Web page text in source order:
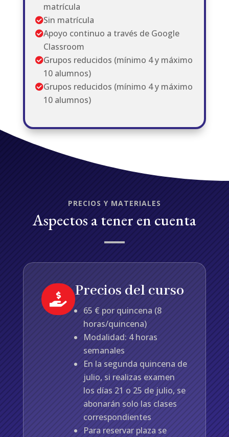
matrícula
Sin matrícula
Apoyo continuo a través de Google
Classroom
Grupos reducidos (mínimo 4 y máximo
10 alumnos)
Grupos reducidos (mínimo 4 y máximo
10 alumnos)
PRECIOS Y MATERIALES
Aspectos a tener en cuenta
 Precios del curso
65 € por quincena (8
horas/quincena)
Modalidad: 4 horas
semanales
En la segunda quincena de
julio, si realizas examen
los días 21 o 25 de julio, se
abonarán solo las clases
correspondientes
Para reservar plaza se